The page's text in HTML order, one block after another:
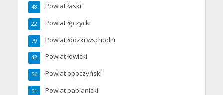
Powiat łaski
48
Powiat łęczycki
22
Powiat łódzki wschodni
79
Powiat łowicki
42
Powiat opoczyński
56
Powiat pabianicki
51